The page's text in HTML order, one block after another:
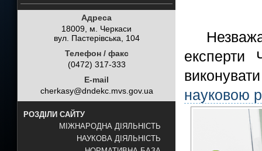
Адреса
18009, м. Черкаси
вул. Пастерівська, 104
Телефон / факс
(0472) 317-333
E-mail
cherkasy@dndekc.mvs.gov.ua
РОЗДІЛИ САЙТУ
МІЖНАРОДНА ДІЯЛЬНІСТЬ
НАУКОВА ДІЯЛЬНІСТЬ
експерти
науковою